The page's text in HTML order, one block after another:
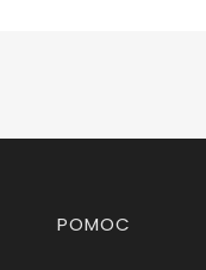
Linki w stopce
POMOC